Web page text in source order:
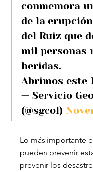
conmemora
de la
del Ruiz que
mil personas
heridas.
Abrimos este
— Servicio
(@sgcol)
Lo más importante
pueden prevenir
prevenir los